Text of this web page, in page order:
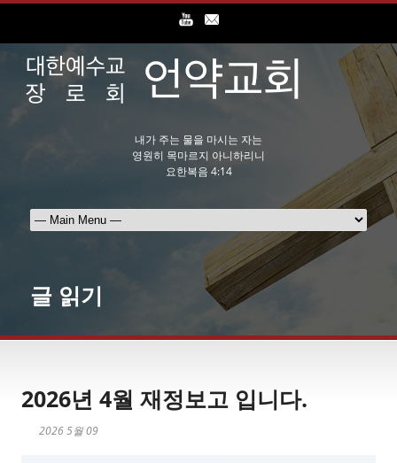
내가 주는 물을 마시는 자는
영원히 목마르지 아니하리니
요한복음 4:14
글 읽기
2026년 4월 재정보고 입니다.
2026 5월 09